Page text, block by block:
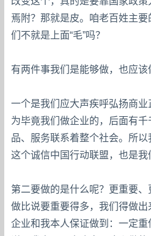
焉附？那就是皮。咱老百姓主要
们不就是上面“毛”吗？
有两件事我们是能够做，也应该
一个是我们应大声疾呼弘扬商
为毕竟我们做企业的，后面有
品、服务联系着整个社会。所
这个诚信中国行动联盟，也是我
第二要做的是什么呢？更重要、
做比说要重要得多，我们得做
企业和我本人保证做到：一定